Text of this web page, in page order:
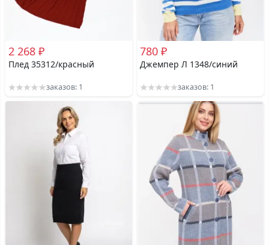
2 268 ₽
Плед 35312/красный
заказов: 1
780 ₽
Джемпер Л 1348/синий
заказов: 1